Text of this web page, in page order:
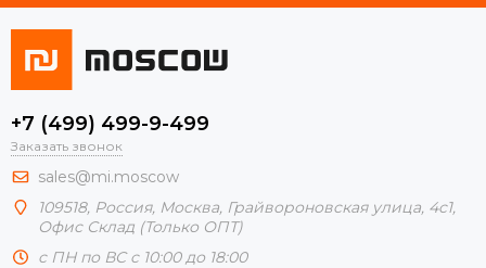
+7 (499) 499-9-499
Заказать звонок
sales@mi.moscow
109518, Россия, Москва, Грайвороновская улица, 4с1,
Офис Склад (Только ОПТ)
с ПН по ВС с 10:00 до 18:00